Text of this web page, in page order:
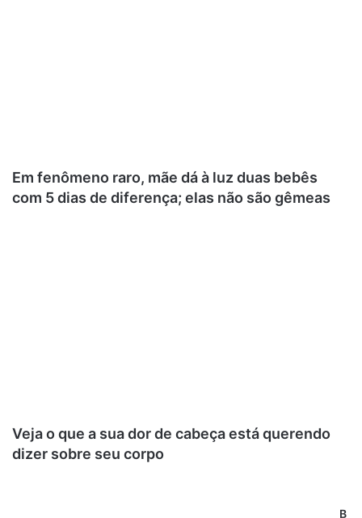
Em fenômeno raro, mãe dá à luz duas bebês
com 5 dias de diferença; elas não são gêmeas
Veja o que a sua dor de cabeça está querendo
dizer sobre seu corpo
B